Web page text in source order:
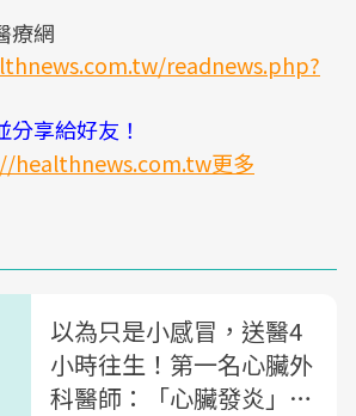
療網
readnews.php?
享給好友！
healthnews.com.tw更多
以為只是小感冒，送醫4
小時往生！第一名心臟外
科醫師：「心臟發炎」你